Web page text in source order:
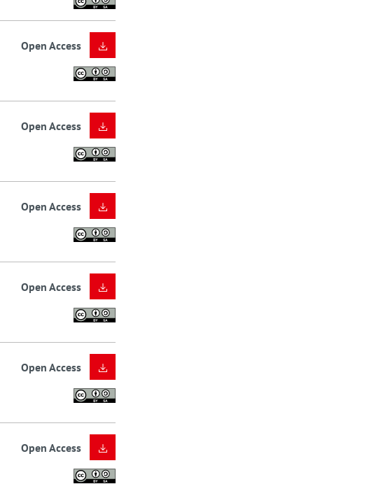
Open Access
Open Access
Open Access
Open Access
Open Access
Open Access